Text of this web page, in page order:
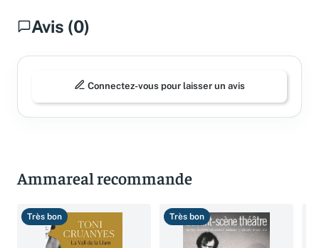
Avis (0)
Connectez-vous pour laisser un avis
Ammareal recommande
Très bon Très bon